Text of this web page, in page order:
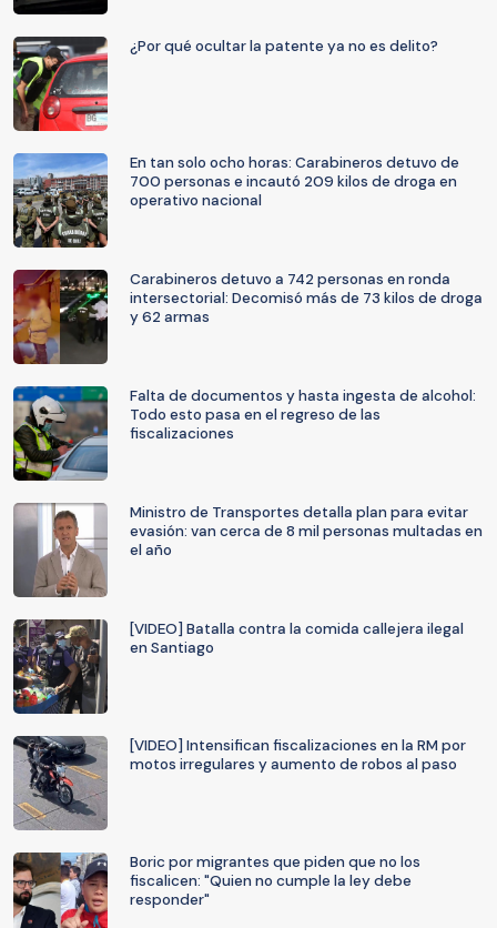
¿Por qué ocultar la patente ya no es delito?
En tan solo ocho horas: Carabineros detuvo de
700 personas e incautó 209 kilos de droga en
operativo nacional
Carabineros detuvo a 742 personas en ronda
intersectorial: Decomisó más de 73 kilos de droga
y 62 armas
Falta de documentos y hasta ingesta de alcohol:
Todo esto pasa en el regreso de las
fiscalizaciones
Ministro de Transportes detalla plan para evitar
evasión: van cerca de 8 mil personas multadas en
el año
[VIDEO] Batalla contra la comida callejera ilegal
en Santiago
[VIDEO] Intensifican fiscalizaciones en la RM por
motos irregulares y aumento de robos al paso
Boric por migrantes que piden que no los
fiscalicen: "Quien no cumple la ley debe
responder"